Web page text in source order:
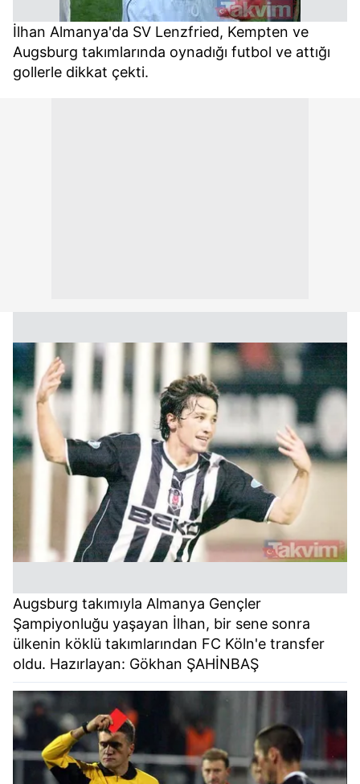
İlhan Almanya'da SV Lenzfried, Kempten ve
Augsburg takımlarında oynadığı futbol ve attığı
gollerle dikkat çekti.
Augsburg takımıyla Almanya Gençler
Şampiyonluğu yaşayan İlhan, bir sene sonra
ülkenin köklü takımlarından FC Köln'e transfer
oldu. Hazırlayan: Gökhan ŞAHİNBAŞ